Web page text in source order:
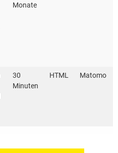
Monate
30
Minuten
HTML Matomo